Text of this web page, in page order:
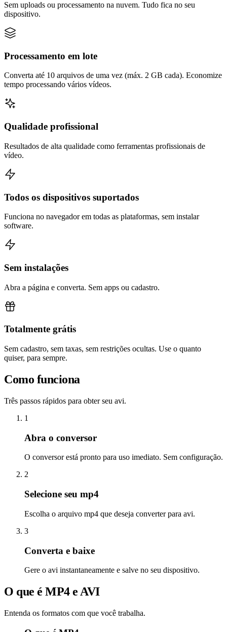
Sem uploads ou processamento na nuvem. Tudo fica no seu
dispositivo.
Processamento em lote
Converta até 10 arquivos de uma vez (máx. 2 GB cada). Economize
tempo processando vários vídeos.
Qualidade profissional
Resultados de alta qualidade como ferramentas profissionais de
vídeo.
Todos os dispositivos suportados
Funciona no navegador em todas as plataformas, sem instalar
software.
Sem instalações
Abra a página e converta. Sem apps ou cadastro.
Totalmente grátis
Sem cadastro, sem taxas, sem restrições ocultas. Use o quanto
quiser, para sempre.
Como funciona
Três passos rápidos para obter seu avi.
1
Abra o conversor
O conversor está pronto para uso imediato. Sem configuração.
2
Selecione seu mp4
Escolha o arquivo mp4 que deseja converter para avi.
3
Converta e baixe
Gere o avi instantaneamente e salve no seu dispositivo.
O que é MP4 e AVI
Entenda os formatos com que você trabalha.